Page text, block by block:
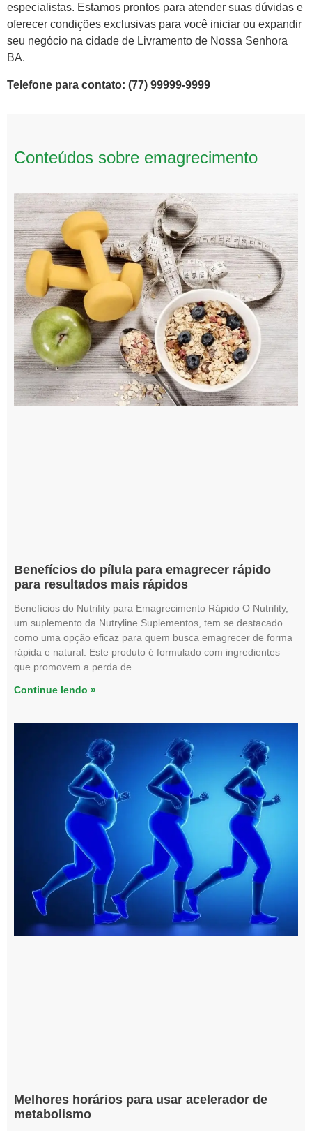
especialistas. Estamos prontos para atender suas dúvidas e
oferecer condições exclusivas para você iniciar ou expandir
seu negócio na cidade de Livramento de Nossa Senhora
BA.
Telefone para contato: (77) 99999-9999
Conteúdos sobre emagrecimento
Benefícios do pílula para emagrecer rápido
para resultados mais rápidos
Benefícios do Nutrifity para Emagrecimento Rápido O Nutrifity,
um suplemento da Nutryline Suplementos, tem se destacado
como uma opção eficaz para quem busca emagrecer de forma
rápida e natural. Este produto é formulado com ingredientes
que promovem a perda de
Continue lendo »
Melhores horários para usar acelerador de
metabolismo